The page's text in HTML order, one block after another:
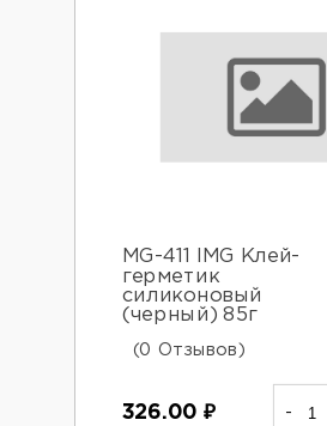
MG-411 IMG Клей-
герметик
силиконовый
(черный) 85г
(0 Отзывов)
326.00 ₽ -